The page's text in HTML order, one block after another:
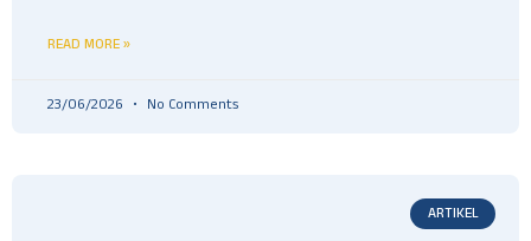
READ MORE »
23/06/2026 No Comments
ARTIKEL